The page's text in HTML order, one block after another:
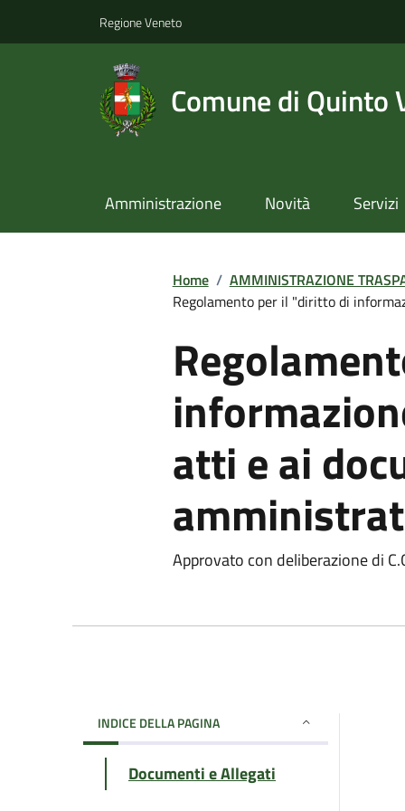
Regione Veneto
Comune di Quinto
Amministrazione Novità Servizi
Home / AMMINISTRAZIONE
Regolamento per il "diritto di
atti e ai
Approvato con deliberazione di
INDICE DELLA PAGINA
Documenti e Allegati